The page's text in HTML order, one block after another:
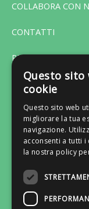
COLLABORA CON
CONTATTI
PRIVACY
Via F. Bonfiglio 33
Tel. 0376-775130 -
Lun-Ven: ore 9:00/
Email:
Recapito Skype:
Questo sito
cookie
Questo sito web
migliorare la tua
navigazione.
acconsenti a tutti
la nostra policy